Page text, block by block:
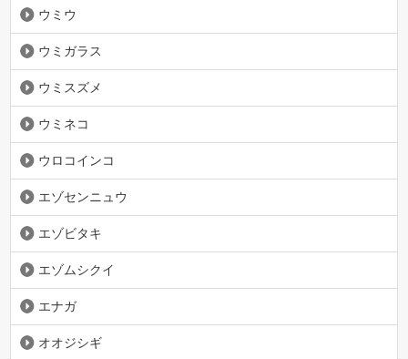
ウミウ
ウミガラス
ウミスズメ
ウミネコ
ウロコインコ
エゾセンニュウ
エゾビタキ
エゾムシクイ
エナガ
オオジシギ